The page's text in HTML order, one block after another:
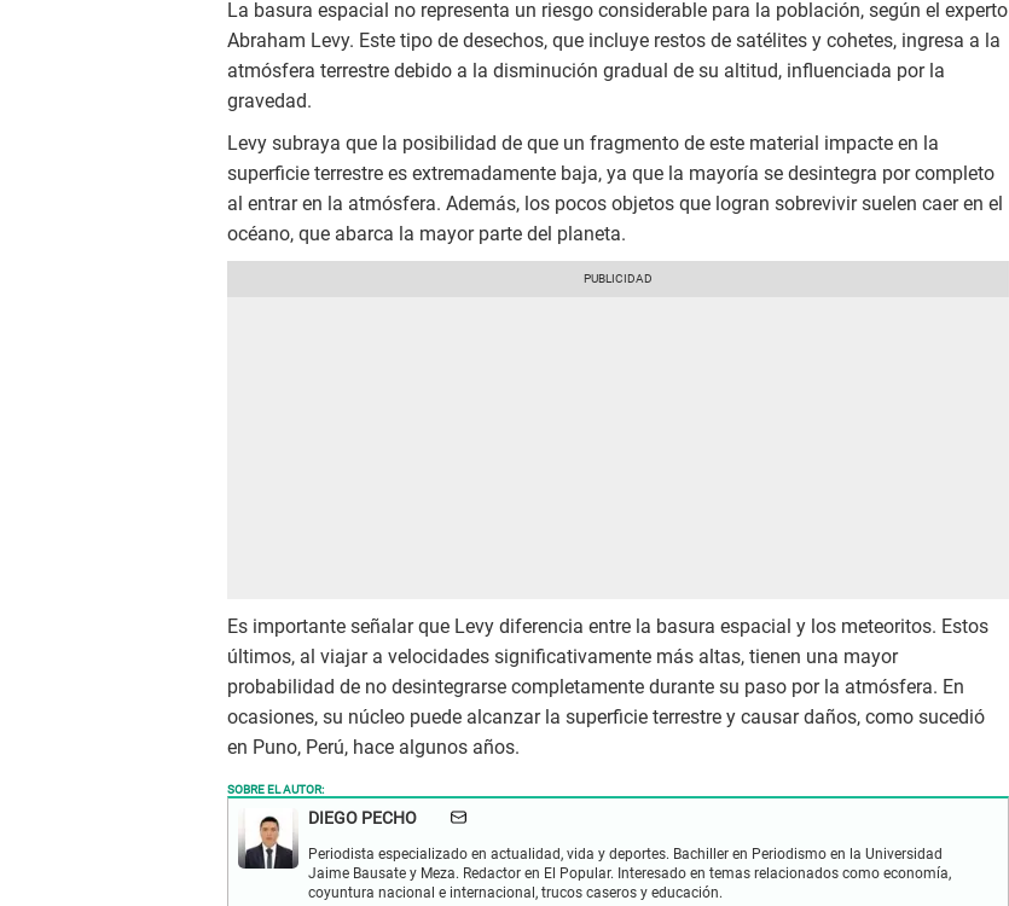
La basura espacial no representa un riesgo considerable para la población, según el experto
Abraham Levy. Este tipo de desechos, que incluye restos de satélites y cohetes, ingresa a la
atmósfera terrestre debido a la disminución gradual de su altitud, influenciada por la
gravedad.
Levy subraya que la posibilidad de que un fragmento de este material impacte en la
superficie terrestre es extremadamente baja, ya que la mayoría se desintegra por completo
al entrar en la atmósfera. Además, los pocos objetos que logran sobrevivir suelen caer en el
océano, que abarca la mayor parte del planeta.
Es importante señalar que Levy diferencia entre la basura espacial y los meteoritos. Estos
últimos, al viajar a velocidades significativamente más altas, tienen una mayor
probabilidad de no desintegrarse completamente durante su paso por la atmósfera. En
ocasiones, su núcleo puede alcanzar la superficie terrestre y causar daños, como sucedió
en Puno, Perú, hace algunos años.
SOBRE EL AUTOR:
DIEGO PECHO
Periodista especializado en actualidad, vida y deportes. Bachiller en Periodismo en la Universidad
Jaime Bausate y Meza. Redactor en El Popular. Interesado en temas relacionados como economía,
coyuntura nacional e internacional, trucos caseros y educación.